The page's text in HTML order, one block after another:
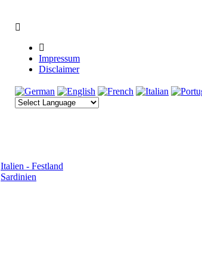
Impressum
Disclaimer
Italien - Festland
Sardinien